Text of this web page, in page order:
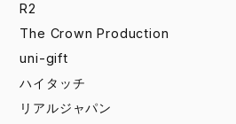
R2
The Crown Production
uni-gift
ハイタッチ
リアルジャパン